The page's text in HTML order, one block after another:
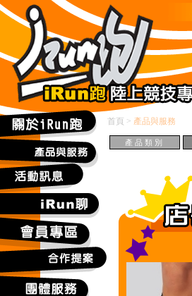
首頁 > 產品與服務
產品類別